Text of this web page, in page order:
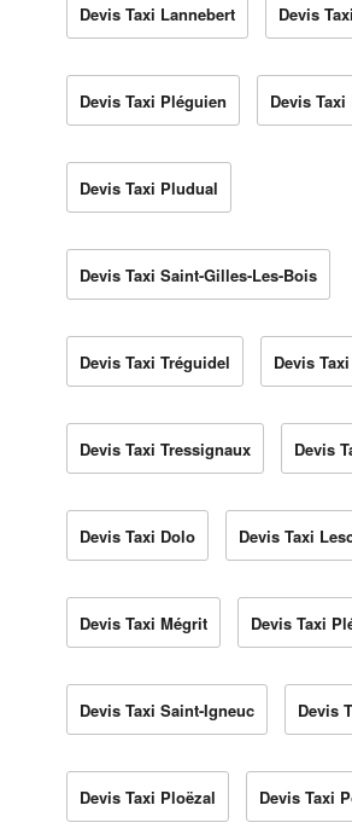
Devis Taxi Lannebert Devis
Devis Taxi Pléguien Devis
Devis Taxi Pludual
Devis Taxi Saint-Gilles-Les-Bois
Devis Taxi Tréguidel Devis
Devis Taxi Tressignaux Devis
Devis Taxi Dolo Devis Taxi
Devis Taxi Mégrit Devis Taxi
Devis Taxi Saint-Igneuc Devis
Devis Taxi Ploëzal Devis Taxi